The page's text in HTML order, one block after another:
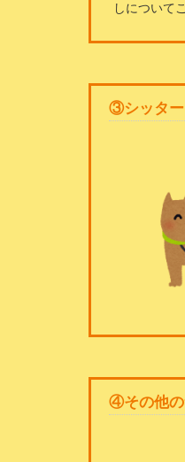
しについて
③シッター
④その他の